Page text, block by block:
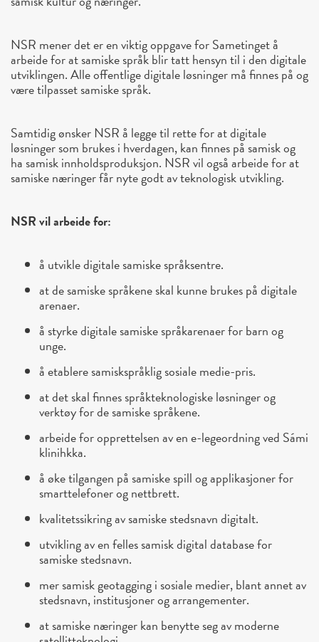
NSR mener det er en viktig oppgave for Sametinget å
arbeide for at samiske språk blir tatt hensyn til i den digitale
utviklingen. Alle offentlige digitale løsninger må finnes på og
være tilpasset samiske språk.
Samtidig ønsker NSR å legge til rette for at digitale
løsninger som brukes i hverdagen, kan finnes på samisk og
ha samisk innholdsproduksjon. NSR vil også arbeide for at
samiske næringer får nyte godt av teknologisk utvikling.
NSR vil arbeide for:
å utvikle digitale samiske språksentre.
at de samiske språkene skal kunne brukes på digitale
arenaer.
å styrke digitale samiske språkarenaer for barn og
unge.
å etablere samiskspråklig sosiale medie-pris.
at det skal finnes språkteknologiske løsninger og
verktøy for de samiske språkene.
arbeide for opprettelsen av en e-legeordning ved Sámi
klinihkka.
å øke tilgangen på samiske spill og applikasjoner for
smarttelefoner og nettbrett.
kvalitetssikring av samiske stedsnavn digitalt.
utvikling av en felles samisk digital database for
samiske stedsnavn.
mer samisk geotagging i sosiale medier, blant annet av
stedsnavn, institusjoner og arrangementer.
at samiske næringer kan benytte seg av moderne